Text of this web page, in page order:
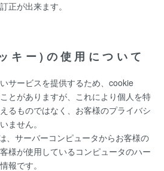
正が出来ます。
ー)の使用について
サービスを提供するため、cookie
とがありますが、これにより個人を特
るものではなく、お客様のプライバシ
ません。
、サーバーコンピュータからお客様の
様が使用しているコンピュータのハー
報です。